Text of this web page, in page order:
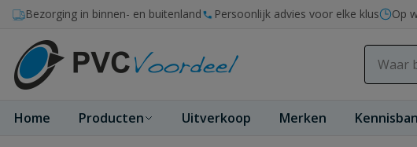
Ga naar de inhoud
Bezorging in binnen- en buitenland Persoonlijk advies voor elke klus Op
Home Producten Uitverkoop Merken